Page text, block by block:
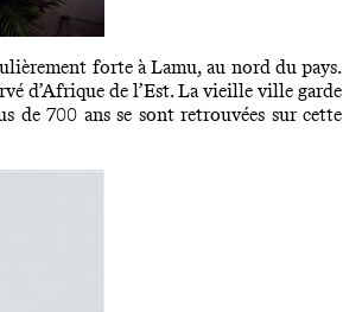
forte à Lamu, au nord du pays.
d’Afrique de l’Est. La vieille ville garde
de 700 ans se sont retrouvées sur cette